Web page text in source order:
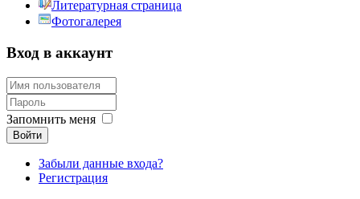
Литературная страница
Фотогалерея
Вход в аккаунт
Запомнить меня
Войти
Забыли данные входа?
Регистрация